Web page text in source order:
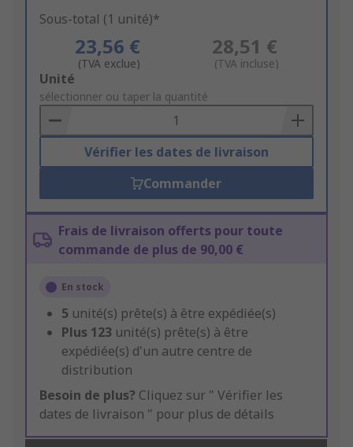
Sous-total (1 unité)*
23,56 €
(TVA exclue)
28,51 €
(TVA incluse)
Add
to
Basket
Unité
sélectionner ou taper la quantité
Vérifier les dates de livraison
Commander
Frais de livraison offerts pour toute
commande de plus de 90,00 €
En stock
5 unité(s) prête(s) à être expédiée(s)
Plus 123 unité(s) prête(s) à être
expédiée(s) d'un autre centre de
distribution
Besoin de plus? Cliquez sur " Vérifier les
dates de livraison " pour plus de détails